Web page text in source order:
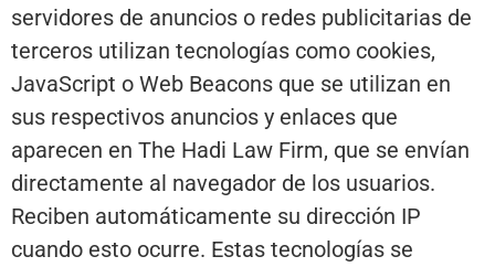
servidores de anuncios o redes publicitarias de
terceros utilizan tecnologías como cookies,
JavaScript o Web Beacons que se utilizan en
sus respectivos anuncios y enlaces que
aparecen en The Hadi Law Firm, que se envían
directamente al navegador de los usuarios.
Reciben automáticamente su dirección IP
cuando esto ocurre. Estas tecnologías se